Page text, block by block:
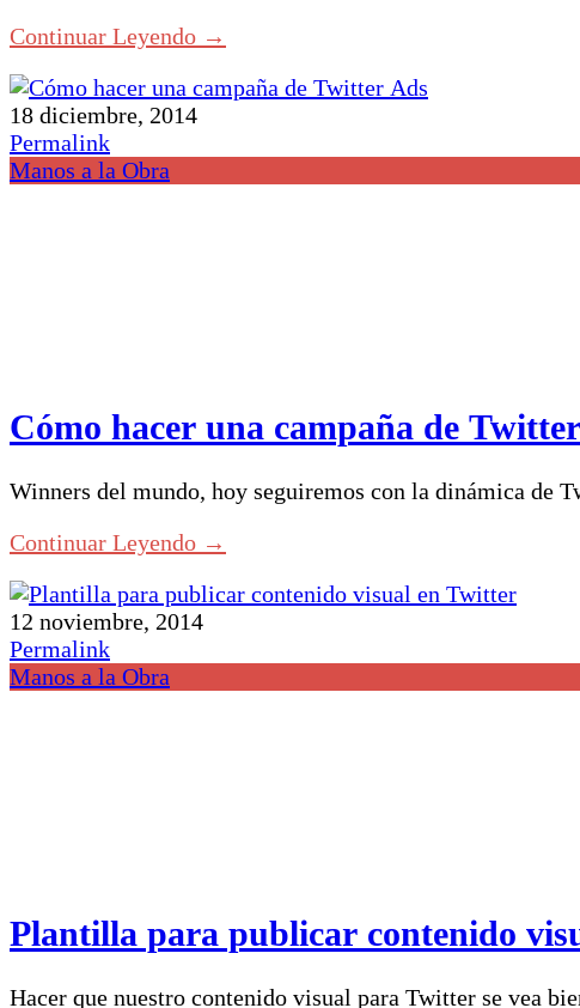
Continuar Leyendo →
18 diciembre, 2014
Permalink
Manos a la Obra
Cómo hacer una campaña de
Winners del mundo, hoy seguiremos con la dinámica de
Continuar Leyendo →
12 noviembre, 2014
Permalink
Manos a la Obra
Plantilla para publicar contenido
Hacer que nuestro contenido visual para Twitter se vea